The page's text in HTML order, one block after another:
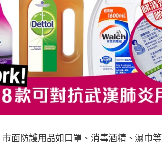
面防護用品如口罩、消毒酒精、濕巾